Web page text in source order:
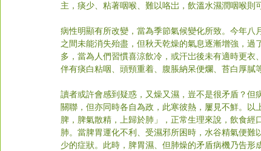
主，痰少、粘著咽喉、難以咯岀，飲溫水濕潤咽喉則
病性明顯有所改變，當為季節氣候變化所致。今年
之間未能消失殆盡，但秋天乾燥的氣息逐漸增強，
多，當為人們習慣喜涼飲冷，或汗岀後未有適時更
伴有痰白粘咽、頭頸重着、腹脹納呆便爛、苔白厚膩
讀者或許會感到疑惑，又燥又濕，豈不是很矛盾？
關聯，但亦同時各自為政，此寒彼熱，屢見不鮮。
脾，脾氣散精，上歸於肺」，正常生理來說，飲食
肺。當脾胃運化不利、受濕邪所困時，水谷精氣便
少的症狀。此時，脾胃濕、但肺燥的矛盾病機乃告形成